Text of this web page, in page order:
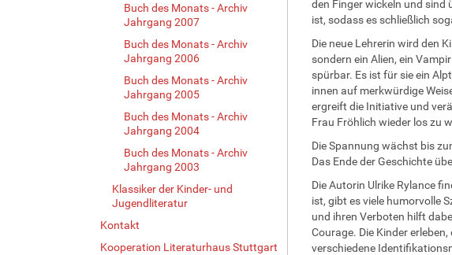
Buch des Monats - Archiv
Jahrgang 2007
Buch des Monats - Archiv
Jahrgang 2006
Buch des Monats - Archiv
Jahrgang 2005
Buch des Monats - Archiv
Jahrgang 2004
Buch des Monats - Archiv
Jahrgang 2003
Klassiker der Kinder- und
Jugendliteratur
Kontakt
Kooperation Literaturhaus Stuttgart
den Finger wickeln und sind
ist, sodass es schließlich
Die neue Lehrerin wird den
sondern ein Alien, ein
spürbar. Es ist für sie ein
innen auf merkwürdige
ergreift die Initiative und
Frau Fröhlich wieder los zu
Die Spannung wächst bis
Das Ende der Geschichte
Die Autorin Ulrike Rylance
ist, gibt es viele humorvolle
und ihren Verboten hilft
Courage. Die Kinder
verschiedene